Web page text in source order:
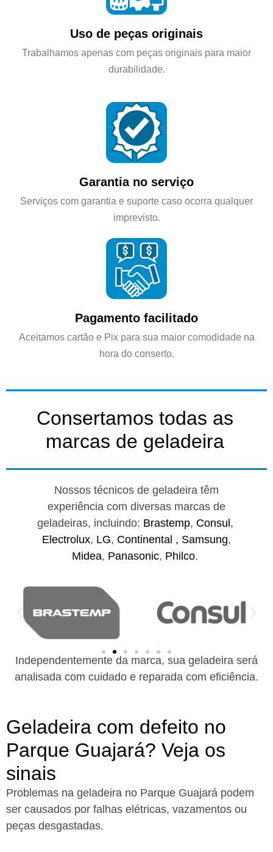
Uso de peças originais
Trabalhamos apenas com peças originais para maior
durabilidade.
Garantia no serviço
Serviços com garantia e suporte caso ocorra qualquer
imprevisto.
Pagamento facilitado
Aceitamos cartão e Pix para sua maior comodidade na
hora do conserto.
Consertamos todas as
marcas de geladeira
Nossos técnicos de geladeira têm
experiência com diversas marcas de
geladeiras, incluindo: Brastemp, Consul ,
Electrolux, LG, Continental , Samsung,
Midea, Panasonic, Philco.
Independentemente da marca, sua geladeira será
analisada com cuidado e reparada com eficiência.
Geladeira com defeito no
Parque Guajará? Veja os
sinais
Problemas na geladeira no Parque Guajará podem
ser causados por falhas elétricas, vazamentos ou
peças desgastadas.